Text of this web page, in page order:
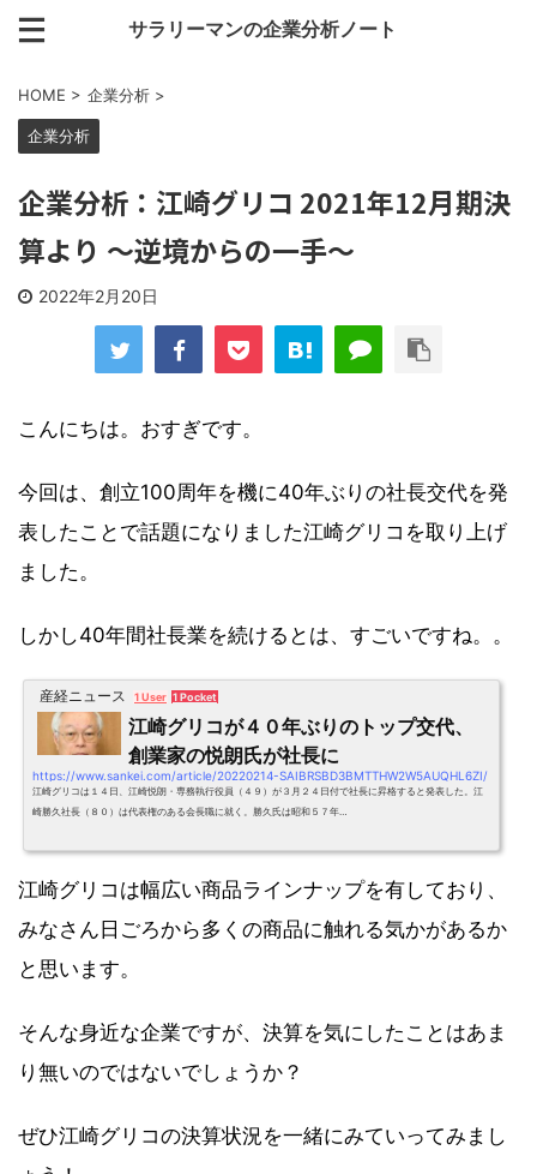
サラリーマンの企業分析ノート
HOME > 企業分析 >
企業分析
企業分析：江崎グリコ 2021年12月期決
算より ～逆境からの一手～
2022年2月20日
こんにちは。おすぎです。
今回は、創立100周年を機に40年ぶりの社長交代を発
表したことで話題になりました江崎グリコを取り上げ
ました。
しかし40年間社長業を続けるとは、すごいですね。。
産経ニュース 1 User 1 Pocket
江崎グリコが４０年ぶりのトップ交代、
創業家の悦朗氏が社長に
https://www.sankei.com/article/20220214-SAIBRSBD3BMTTHW2W5AUQHL6ZI/
江崎グリコは１４日、江崎悦朗・専務執行役員（４９）が３月２４日付で社長に昇格すると発表した。江
崎勝久社長（８０）は代表権のある会長職に就く。勝久氏は昭和５７年…
江崎グリコは幅広い商品ラインナップを有しており、
みなさん日ごろから多くの商品に触れる気かがあるか
と思います。
そんな身近な企業ですが、決算を気にしたことはあま
り無いのではないでしょうか？
ぜひ江崎グリコの決算状況を一緒にみていってみまし